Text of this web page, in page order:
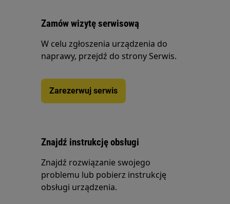
Zamów wizytę serwisową
W celu zgłoszenia urządzenia do
naprawy, przejdź do strony Serwis.
Zarezerwuj serwis
Znajdź instrukcję obsługi
Znajdź rozwiązanie swojego
problemu lub pobierz instrukcję
obsługi urządzenia.